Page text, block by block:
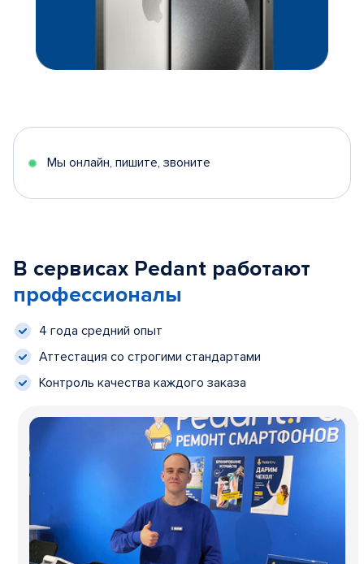
Мы онлайн, пишите, звоните
В сервисах Pedant работают
профессионалы
4 года средний опыт
Аттестация со строгими стандартами
Контроль качества каждого заказа